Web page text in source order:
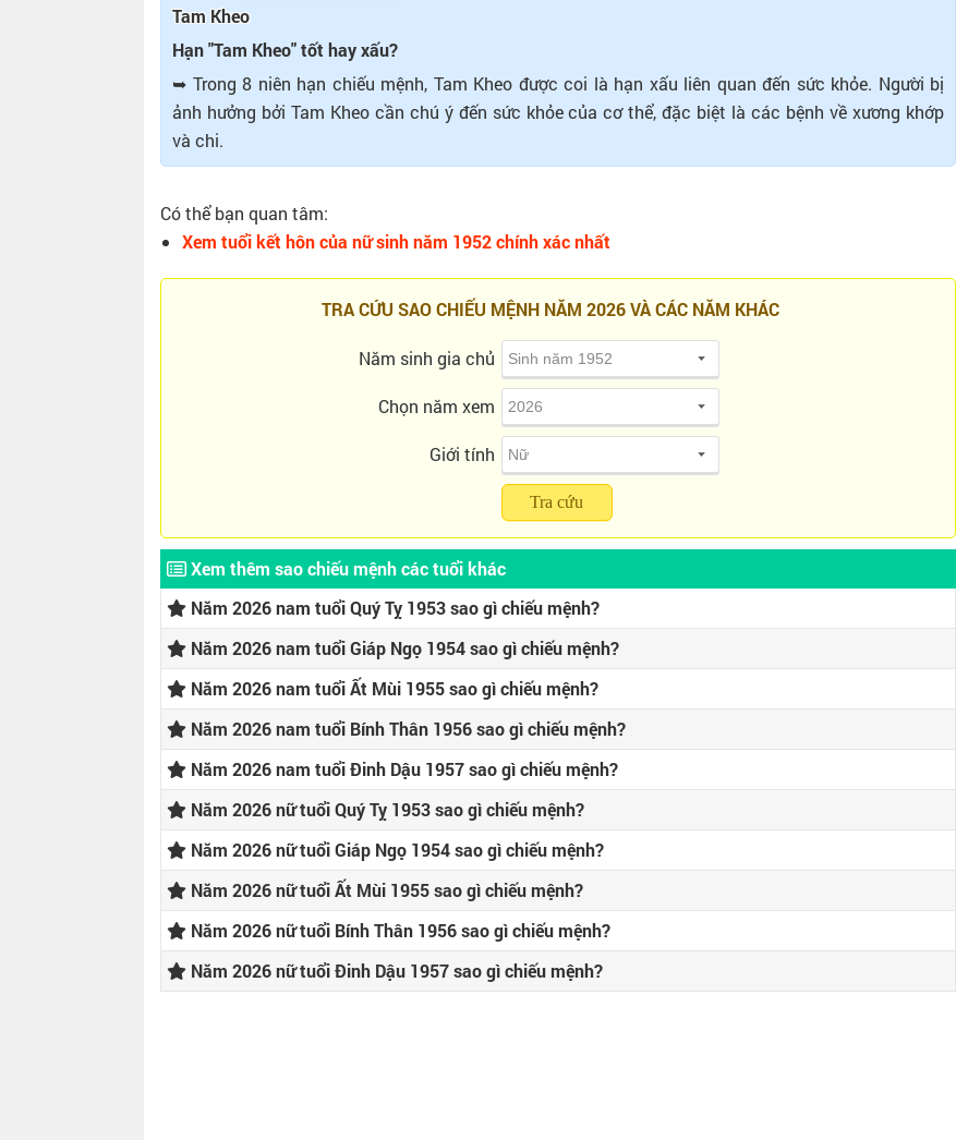
Tam Kheo
Hạn "Tam Kheo" tốt hay xấu?
➥ Trong 8 niên hạn chiếu mệnh, Tam Kheo được coi là hạn xấu liên quan đến sức khỏe. Người bị
ảnh hưởng bởi Tam Kheo cần chú ý đến sức khỏe của cơ thể, đặc biệt là các bệnh về xương khớp
và chi.
Có thể bạn quan tâm:
Xem tuổi kết hôn của nữ sinh năm 1952 chính xác nhất
TRA CỨU SAO CHIẾU MỆNH NĂM 2026 VÀ CÁC NĂM KHÁC
Năm sinh gia chủ
Chọn năm xem
Giới tính
Tra cứu
Xem thêm sao chiếu mệnh các tuổi khác
Năm 2026 nam tuổi Quý Tỵ 1953 sao gì chiếu mệnh?
Năm 2026 nam tuổi Giáp Ngọ 1954 sao gì chiếu mệnh?
Năm 2026 nam tuổi Ất Mùi 1955 sao gì chiếu mệnh?
Năm 2026 nam tuổi Bính Thân 1956 sao gì chiếu mệnh?
Năm 2026 nam tuổi Đinh Dậu 1957 sao gì chiếu mệnh?
Năm 2026 nữ tuổi Quý Tỵ 1953 sao gì chiếu mệnh?
Năm 2026 nữ tuổi Giáp Ngọ 1954 sao gì chiếu mệnh?
Năm 2026 nữ tuổi Ất Mùi 1955 sao gì chiếu mệnh?
Năm 2026 nữ tuổi Bính Thân 1956 sao gì chiếu mệnh?
Năm 2026 nữ tuổi Đinh Dậu 1957 sao gì chiếu mệnh?